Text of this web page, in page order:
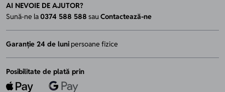
AI NEVOIE DE AJUTOR?
Sună-ne la0374 588 588 sauContactează-ne
Garanție 24 de luni persoane fizice
Posibilitate de plată prin